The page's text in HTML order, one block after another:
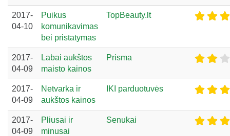
2017-
04-10
Puikus
komunikavimas
bei pristatymas
TopBeauty.lt
2017-
04-09
Labai aukštos
maisto kainos
Prisma
2017-
04-09
Netvarka ir
aukštos kainos
IKI parduotuvės
2017-
04-09
Pliusai ir
minusai
Senukai